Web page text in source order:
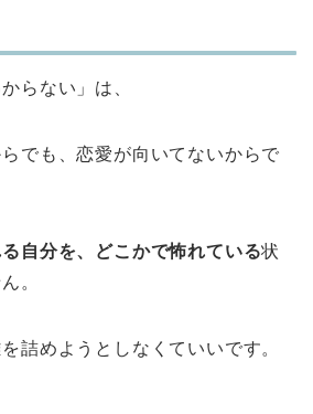
らない」は、
でも、恋愛が向いてないからで
自分を、どこかで怖れている状
。
詰めようとしなくていいです。